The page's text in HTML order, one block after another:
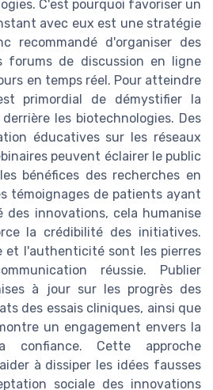
C'est pourquoi favoriser un
avec eux est une stratégie
recommandé d'organiser des
forums de discussion en ligne
en temps réel. Pour atteindre
primordial de démystifier la
les biotechnologies. Des
éducatives sur les réseaux
peuvent éclairer le public
bénéfices des recherches en
témoignages de patients ayant
des innovations, cela humanise
la crédibilité des initiatives.
et l'authenticité sont les pierres
réussie. Publier
à jour sur les progrès des
des essais cliniques, ainsi que
un engagement envers la
confiance. Cette approche
à dissiper les idées fausses
sociale des innovations